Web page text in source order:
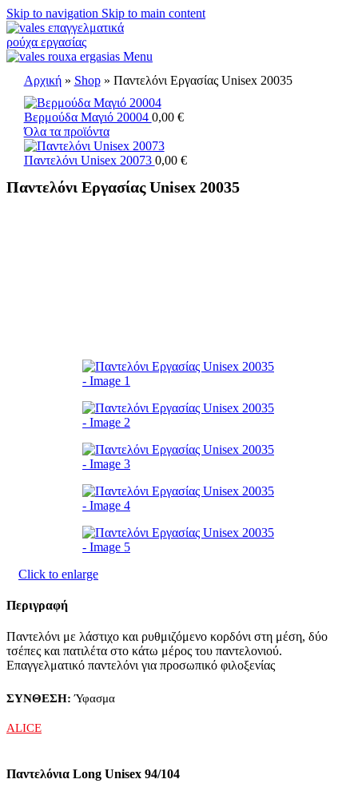
Skip to navigation Skip to main content
Menu
Αρχική» Shop» Παντελόνι Εργασίας Unisex 20035
Βερμούδα Μαγιό 20004 0,00 €
Όλα τα προϊόντα
Παντελόνι Unisex 20073 0,00 €
Παντελόνι Εργασίας Unisex 20035
Click to enlarge
Περιγραφή
Παντελόνι με λάστιχο και ρυθμιζόμενο κορδόνι στη μέση, δύο
τσέπες και πατιλέτα στο κάτω μέρος του παντελονιού.
Επαγγελματικό παντελόνι για προσωπικό φιλοξενίας
ΣΥΝΘΕΣΗ: Ύφασμα
ALICE
Παντελόνια Long Unisex 94/104